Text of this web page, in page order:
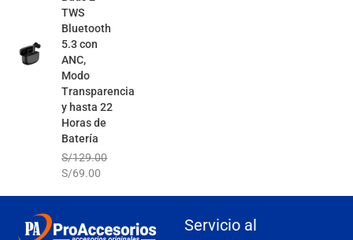
TWS
Bluetooth
5.3 con
ANC,
Modo
Transparencia
y hasta 22
Horas de
Batería
S/129.00
S/69.00
Servicio al